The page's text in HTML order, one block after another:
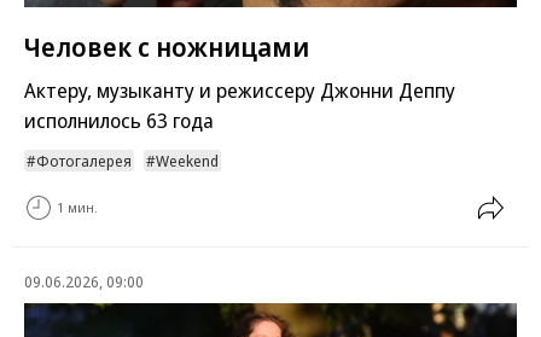
Человек с ножницами
Актеру, музыканту и режиссеру Джонни Деппу
исполнилось 63 года
Фотогалерея Weekend
1 мин.
09.06.2026, 09:00